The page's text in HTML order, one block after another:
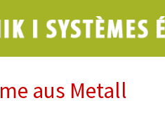
aus Metall